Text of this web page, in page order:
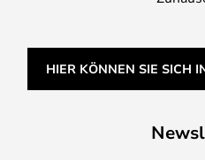
HIER KÖNNEN SIE SICH